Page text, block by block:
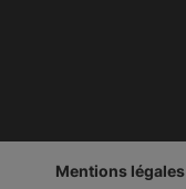
Mentions légales